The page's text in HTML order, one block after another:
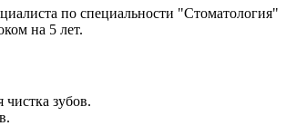
по специальности "Стоматология"
на 5 лет.
зубов.